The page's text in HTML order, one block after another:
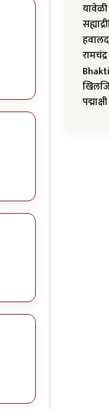
रामचंद्र
Bhakti
पद्माक्षी